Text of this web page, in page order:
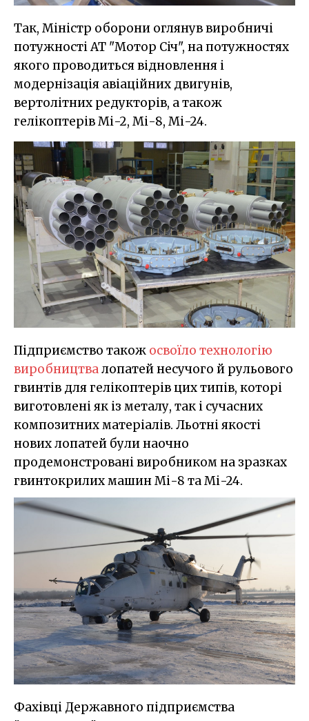
Так, Міністр оборони оглянув виробничі
потужності АТ "Мотор Січ", на потужностях
якого проводиться відновлення і
модернізація авіаційних двигунів,
вертолітних редукторів, а також
гелікоптерів Мі-2, Мі-8, Мі-24.
Підприємство також освоїло технологію
виробництвалопатей несучого й рульового
гвинтів для гелікоптерів цих типів, которі
виготовлені як із металу, так і сучасних
композитних матеріалів. Льотні якості
нових лопатей були наочно
продемонстровані виробником на зразках
гвинтокрилих машин Мі-8 та Мі-24.
Фахівці Державного підприємства